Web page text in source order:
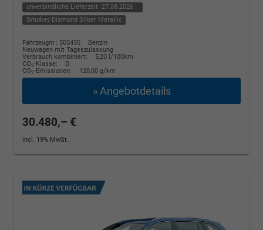
unverbindliche Lieferzeit: 27.08.2026
Smokey Diamond Silber Metallic
Fahrzeugnr.: 505455
Benzin
Neuwagen mit Tageszulassung
Verbrauch kombiniert:
5,20 l/100km
CO2-Klasse:
D
CO2-Emissionen: 120,00 g/km
» Angebotdetails
30.480,– €
incl. 19% MwSt.